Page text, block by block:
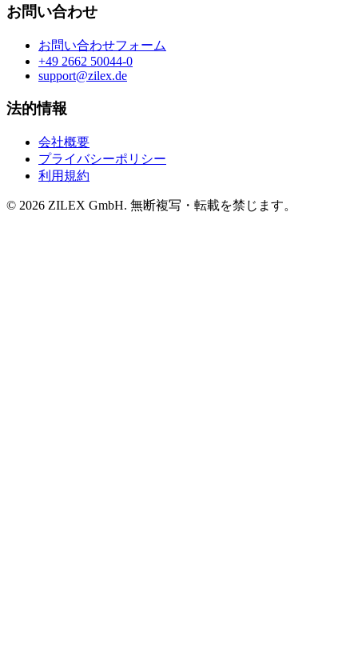
お問い合わせ
お問い合わせフォーム
+49 2662 50044-0
support@zilex.de
法的情報
会社概要
プライバシーポリシー
利用規約
© 2026 ZILEX GmbH. 無断複写・転載を禁じます。